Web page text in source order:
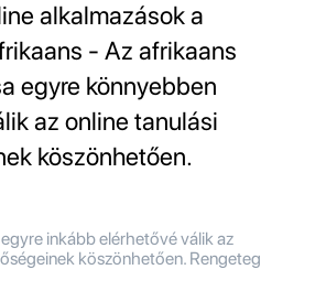
alkalmazások a
- Az afrikaans
egyre könnyebben
az online tanulási
köszönhetően.
inkább elérhetővé válik az
köszönhetően. Rengeteg